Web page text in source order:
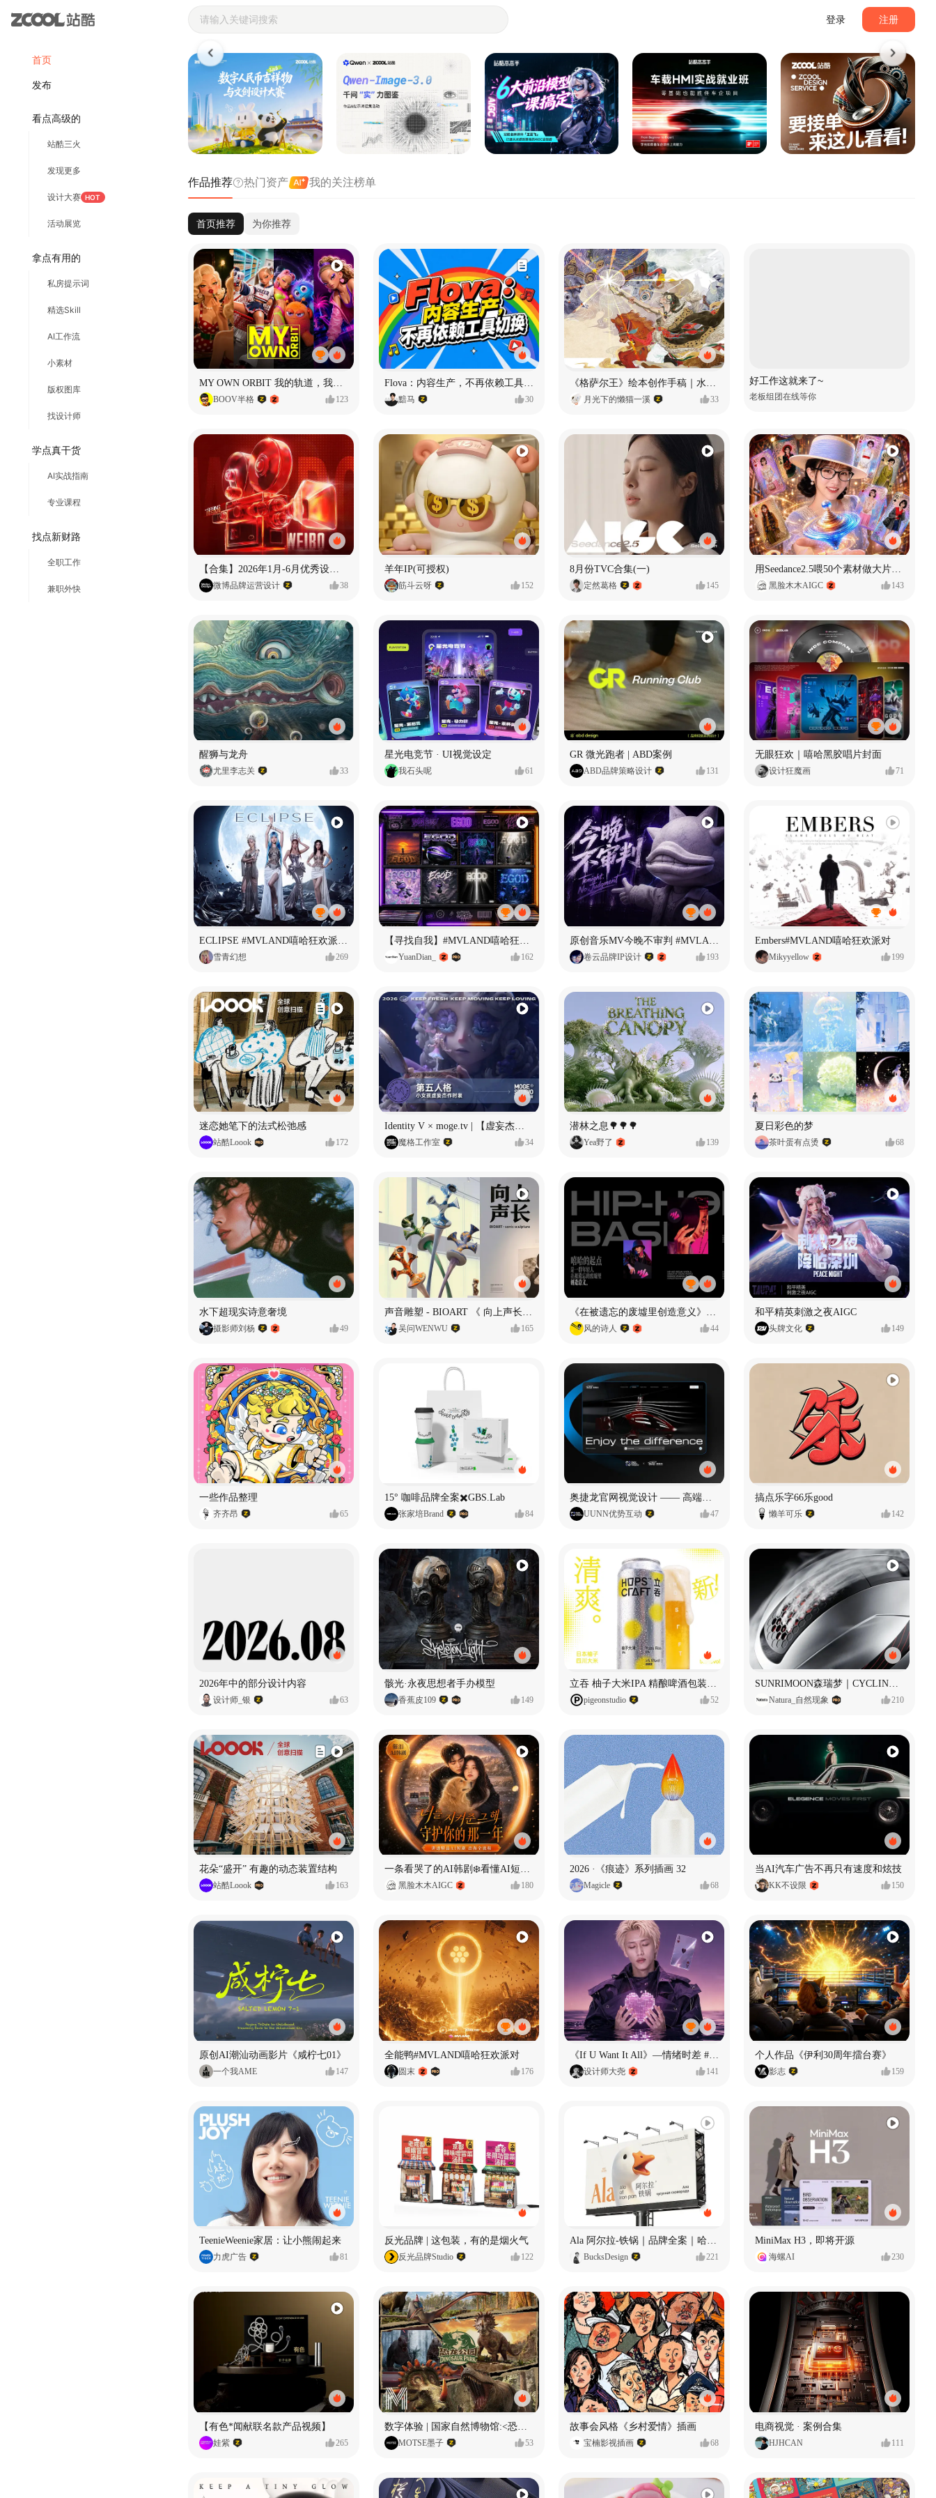
首页
发布
看点高级的
站酷三火
发现更多
设计大赛 HOT
活动展览
拿点有用的
私房提示词
精选Skill
AI工作流
小素材
版权图库
找设计师
学点真干货
AI实战指南
专业课程
找点新财路
全职工作
兼职外快
登录 注册
站酷ZCOOL - 设计师们都在站酷
作品推荐 热门资产 我的关注榜单
首页推荐 为你推荐
MY OWN ORBIT 我的轨道，我的定义#MVLAND嘻哈狂欢派对
BOOV半格 123
Flova：内容生产，不再依赖工具切换
黯马 30
《格萨尔王》绘本创作手稿｜水彩墨韵下的史诗回响
月光下的懒猫一溪 33
好工作这就来了~
老板组团在线等你
微博品牌运营设计 38
羊年IP(可授权)
筋斗云呀 152
8月份TVC合集(一)
定然葛格 145 黑脸木木AIGC 143
醒狮与龙舟
尤里李志关 33
星光电竞节 · UI视觉设定
我石头呢 61
GR 微光跑者 | ABD案例
ABD品牌策略设计 131
无眼狂欢｜嘻哈黑胶唱片封面
设计狂魔画 71
雪青幻想 269 YuanDian_ 162 卷云品牌IP设计 193
Embers#MVLAND嘻哈狂欢派对
Mikyyellow 199
迷恋她笔下的法式松弛感
站酷Loook 172
Identity V × moge.tv | 【虚妄杰作时装】“小女孩”
魔格工作室 34
潜林之息🌳🌳🌳
Yea野了 139
夏日彩色的梦
茶叶蛋有点烫 68
水下超现实诗意奢境
摄影师刘杨 49 吴问WENWU 165 风的诗人 44
和平精英刺激之夜AIGC
头牌文化 149
一些作品整理
齐齐昂 65
15° 咖啡品牌全案✖️GBS.Lab
张家培Brand 84
奥捷龙官网视觉设计 —— 高端网站建设
UUNN优势互动 47
搞点乐字66乐good
懒羊可乐 142
2026年中的部分设计内容
设计师_银 63
骸光·永夜思想者手办模型
香蕉皮109 149 pigeonstudio 52 Natura_自然现象 210
花朵“盛开” 有趣的动态装置结构
站酷Loook 163
一条看哭了的AI韩剧❄️看懂AI短剧出海全流程
黑脸木木AIGC 180
2026 ·《痕迹》系列插画 32
Magicle 68
当AI汽车广告不再只有速度和炫技
KK不设限 150
原创AI潮汕动画影片《咸柠七01》
一个我AME 147
全能鸭#MVLAND嘻哈狂欢派对
圆末 176 设计师大尧 141
个人作品《伊利30周年擂台赛》
影志 159
TeenieWeenie家居：让小熊闹起来
力虎广告 81
反光品牌 | 这包装，有的是烟火气
反光品牌Studio 122
Ala 阿尔拉-铁锅｜品牌全案｜哈尔滨
BucksDesign 221
MiniMax H3，即将开源
海螺AI 230
【有色*闻献联名款产品视频】
娃紫 265 MOTSE墨子 53
故事会风格《乡村爱情》插画
宝楠影视插画 68
电商视觉 · 案例合集
HJHCAN 111